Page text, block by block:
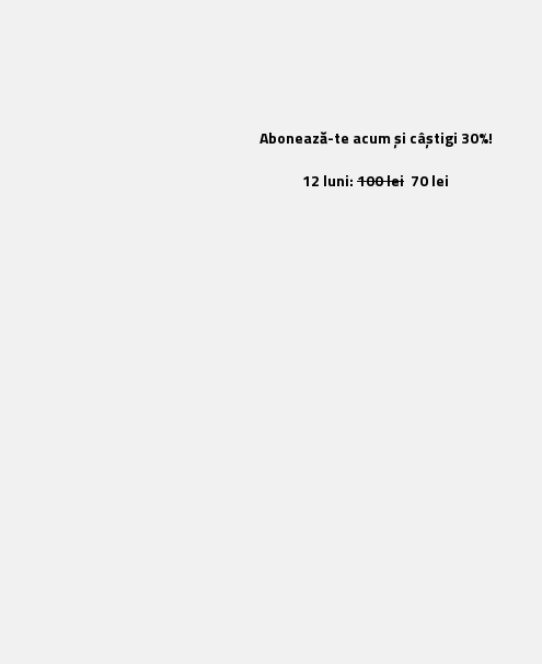
Abonează-te acum și câștigi 30%!
12 luni:100 lei 70 lei